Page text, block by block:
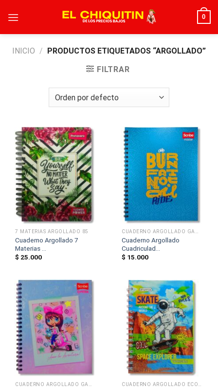
0
INICIO / PRODUCTOS ETIQUETADOS “ARGOLLADO”
FILTRAR
7 MATERIAS ARGOLLADO 85
Cuaderno Argollado 7
Materias ...
$ 25.000
Cuaderno Argollado
Cuadriculad...
$ 15.000